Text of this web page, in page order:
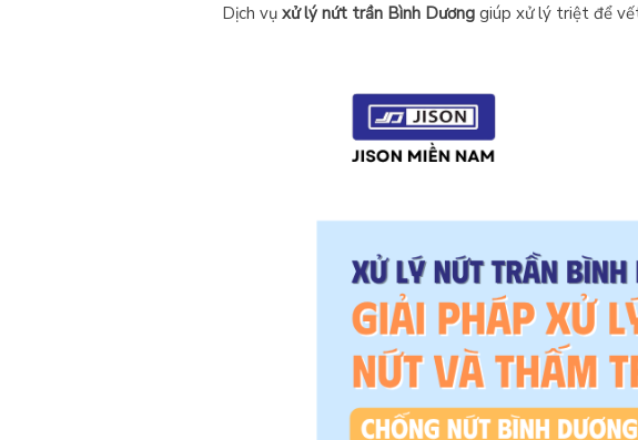
Dịch vụ xử lý nứt trần Bình Dươnggiúp xử lý triệt để vết